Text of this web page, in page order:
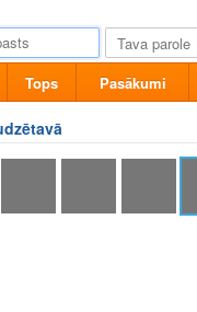
Tops Pasākumi